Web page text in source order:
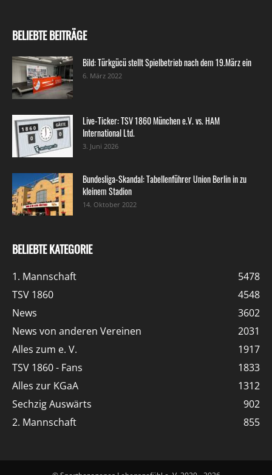
BELIEBTE BEITRÄGE
Bild: Türkgücü stellt Spielbetrieb nach dem 19.März ein
6. März 2022
Live-Ticker: TSV 1860 München e.V. vs. HAM
International Ltd.
3. Juni 2026
Bundesliga-Skandal: Tabellenführer Union Berlin in zu
kleinem Stadion
14. Oktober 2022
BELIEBTE KATEGORIE
1. Mannschaft
5478
TSV 1860
4548
News
3602
News von anderen Vereinen
2031
Alles zum e. V.
1917
TSV 1860 - Fans
1833
Alles zur KGaA
1312
Sechzig Auswärts
902
2. Mannschaft
855